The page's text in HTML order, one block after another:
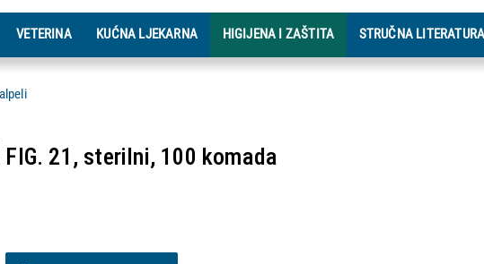
VETERINA KUĆNA LJEKARNA HIGIJENA I ZAŠTITA STRUČNA
FIG. 21, sterilni, 100 komada